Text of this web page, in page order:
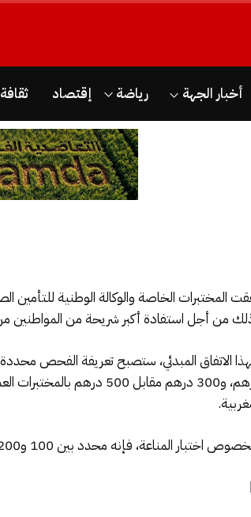
أخبار الجهة رياضة إقتصاد
من أجل استفادة أكبر شريحة من المواطنين
درهم، و300 درهم مقابل
اختبار المناعة، فإنه محدد بين 100 و200 درهم عوض 300، أما على صعيد المختبرات العمومية فهو بالمجان.